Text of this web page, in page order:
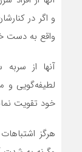
و اگر در
واقع به دست
آنها از
لطيفه‌گويي و
خود تقويت
هرگز